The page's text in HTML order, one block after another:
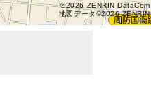
©2026 ZENRIN DataCom
地図データ©2026 ZENRIN